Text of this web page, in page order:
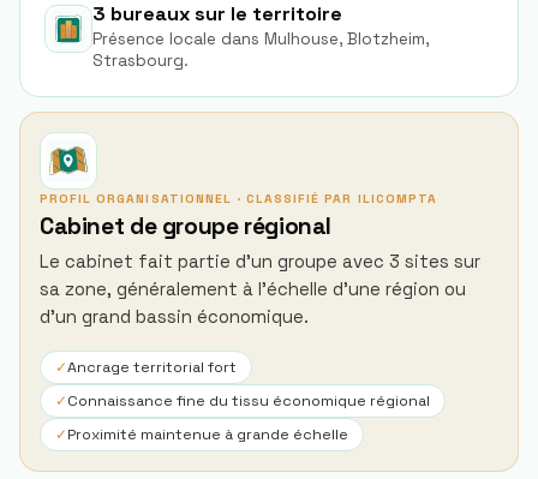
3 bureaux sur le territoire
Présence locale dans Mulhouse, Blotzheim,
Strasbourg.
PROFIL ORGANISATIONNEL · CLASSIFIÉ PAR ILICOMPTA
Cabinet de groupe régional
Le cabinet fait partie d'un groupe avec 3 sites sur
sa zone, généralement à l'échelle d'une région ou
d'un grand bassin économique.
✓Ancrage territorial fort
✓Connaissance fine du tissu économique régional
✓Proximité maintenue à grande échelle